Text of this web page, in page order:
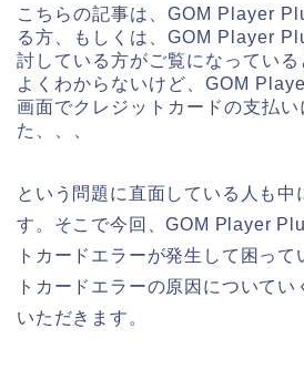
こちらの記事は、GOM Player
る方、もしくは、GOM Player
討している方がご覧になっている
よくわからないけど、GOM
画面でクレジットカードの支払い
た、、、
という問題に直面している人も中
す。そこで今回、GOM Player
トカードエラーが発生して困って
トカードエラーの原因についてい
いただきます。